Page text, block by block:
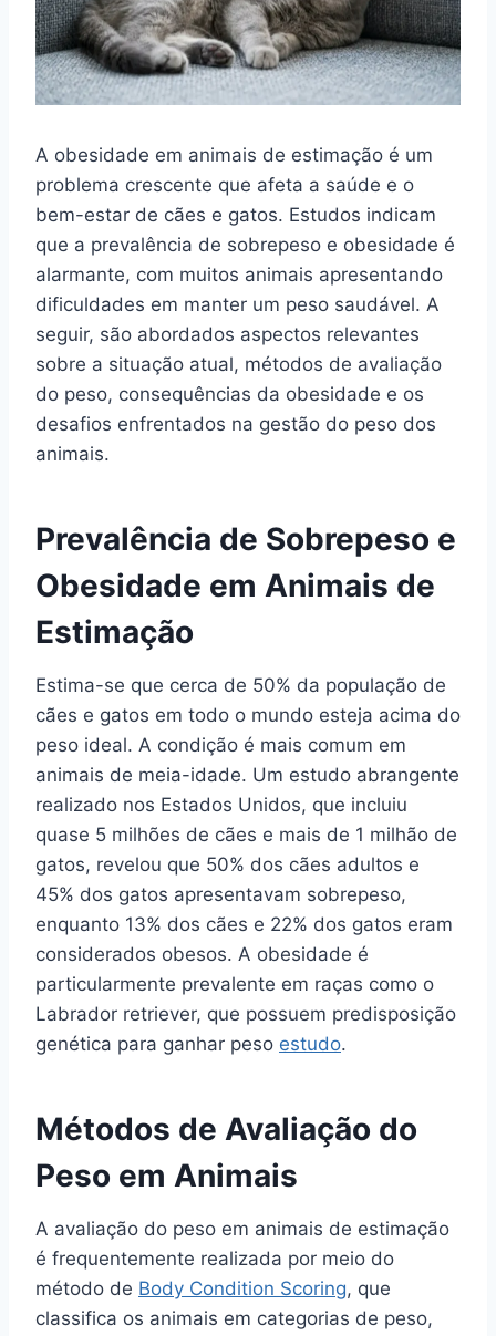
A obesidade em animais de estimação é um
problema crescente que afeta a saúde e o
bem-estar de cães e gatos. Estudos indicam
que a prevalência de sobrepeso e obesidade é
alarmante, com muitos animais apresentando
dificuldades em manter um peso saudável. A
seguir, são abordados aspectos relevantes
sobre a situação atual, métodos de avaliação
do peso, consequências da obesidade e os
desafios enfrentados na gestão do peso dos
animais.
Prevalência de Sobrepeso e
Obesidade em Animais de
Estimação
Estima-se que cerca de 50% da população de
cães e gatos em todo o mundo esteja acima do
peso ideal. A condição é mais comum em
animais de meia-idade. Um estudo abrangente
realizado nos Estados Unidos, que incluiu
quase 5 milhões de cães e mais de 1 milhão de
gatos, revelou que 50% dos cães adultos e
45% dos gatos apresentavam sobrepeso,
enquanto 13% dos cães e 22% dos gatos eram
considerados obesos. A obesidade é
particularmente prevalente em raças como o
Labrador retriever, que possuem predisposição
genética para ganhar peso estudo.
Métodos de Avaliação do
Peso em Animais
A avaliação do peso em animais de estimação
é frequentemente realizada por meio do
método de Body Condition Scoring, que
classifica os animais em categorias de peso,